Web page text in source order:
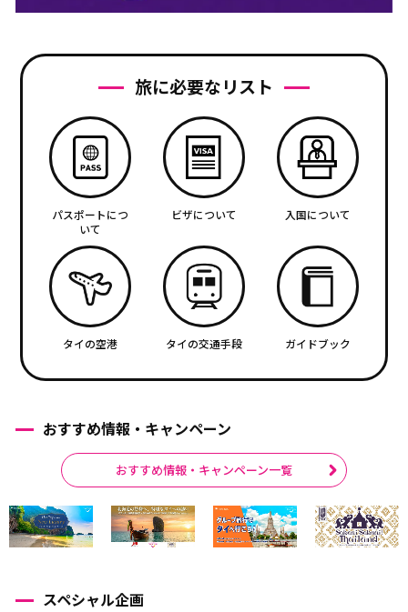
旅に必要なリスト
パスポートにつ
いて
ビザについて 入国について
タイの空港 タイの交通手段 ガイドブック
おすすめ情報・キャンペーン
おすすめ情報・キャンペーン一覧
スペシャル企画